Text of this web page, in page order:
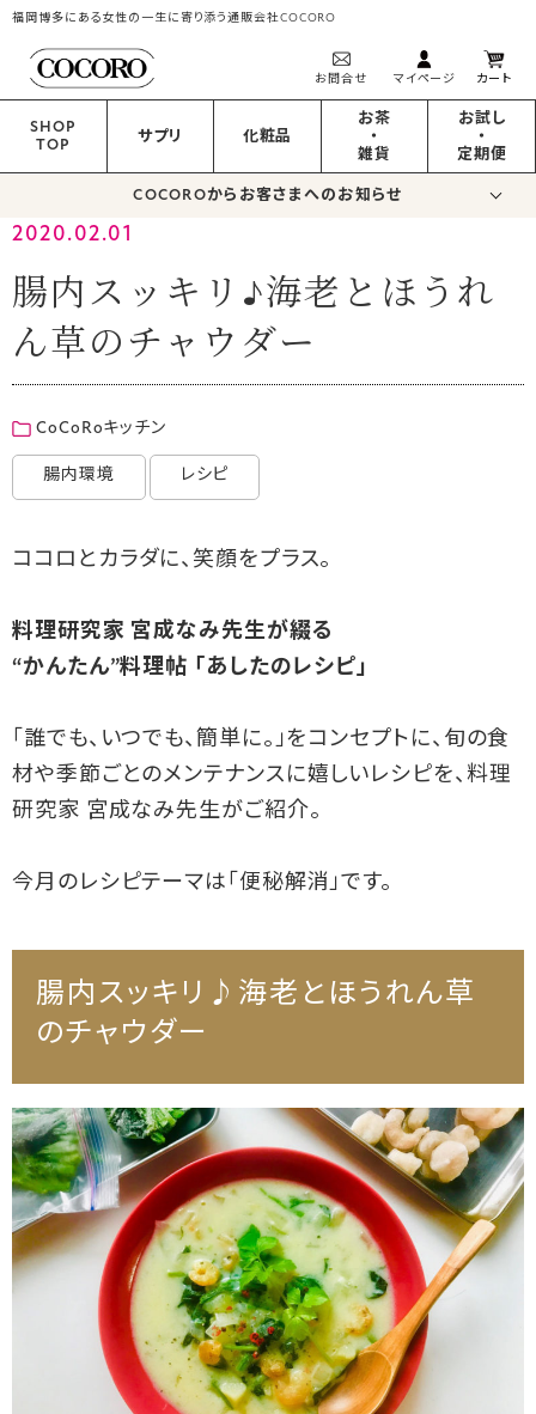
福岡博多にある女性の一生に寄り添う通販会社COCORO
お問合せ マイページ カート
SHOP
TOP
サプリ 化粧品
お茶
・
雑貨
お試し
・
定期便
COCOROからお客さまへのお知らせ
2020.02.01
腸内スッキリ♪海老とほうれ
ん草のチャウダー
CoCoRoキッチン
腸内環境 レシピ
ココロとカラダに、笑顔をプラス。
料理研究家 宮成なみ先生が綴る
“かんたん”料理帖 「あしたのレシピ」
「誰でも、いつでも、簡単に。」をコンセプトに、旬の食
材や季節ごとのメンテナンスに嬉しいレシピを、料理
研究家 宮成なみ先生がご紹介。
今月のレシピテーマは「便秘解消」です。
腸内スッキリ♪海老とほうれん草
のチャウダー